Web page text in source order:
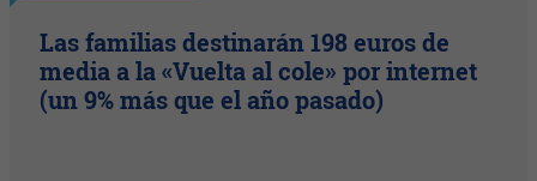
Las familias destinarán 198 euros de
media a la «Vuelta al cole» por internet
(un 9% más que el año pasado)